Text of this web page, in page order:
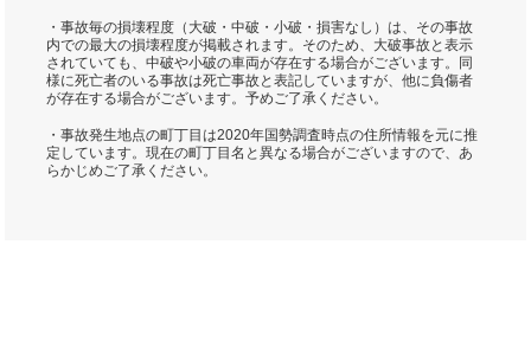
・事故毎の損壊程度（大破・中破・小破・損害なし）は、その事故
内での最大の損壊程度が掲載されます。そのため、大破事故と表示
されていても、中破や小破の車両が存在する場合がございます。同
様に死亡者のいる事故は死亡事故と表記していますが、他に負傷者
が存在する場合がございます。予めご了承ください。
・事故発生地点の町丁目は2020年国勢調査時点の住所情報を元に推
定しています。現在の町丁目名と異なる場合がございますので、あ
らかじめご了承ください。